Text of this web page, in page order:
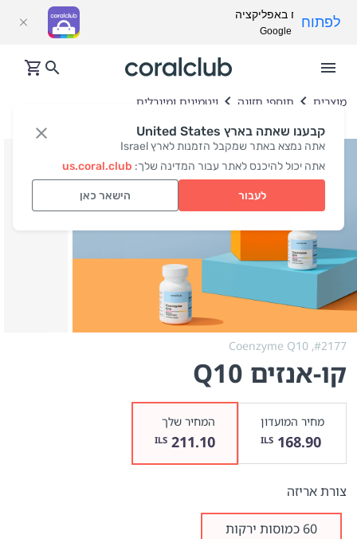
קבענו שאתה בארץ United States
אתה נמצא באתר שמקבל הזמנות לארץ Israel
אתה יכול להיכנס לאתר עבור המדינה שלך: us.coral.club
לעבור הישאר כאן
מוצרים תוספי תזונה ויטמינים ומינרלים
#2177,
Coenzyme Q10
קו-אנזים Q10
מחיר המועדון
168.90
ILS
המחיר שלך
211.10
ILS
צורת אריזה
60 כמוסות ירקות
פתח באפליקציה
Google Play
לפתוח